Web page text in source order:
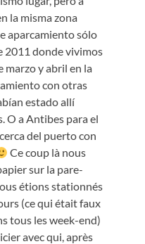
la misma zona
aparcamiento sólo
2011 donde vivimos
marzo y abril en la
con otras
estado allí
O a Antibes para el
del puerto con
Ce coup là nous
sur la pare-
étions stationnés
(ce qui était faux
tous les week-end)
avec qui,après